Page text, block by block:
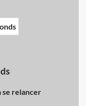
se relancer